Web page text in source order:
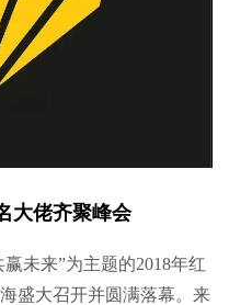
佬齐聚峰会
未来”为主题的2018年红
盛大召开并圆满落幕。来